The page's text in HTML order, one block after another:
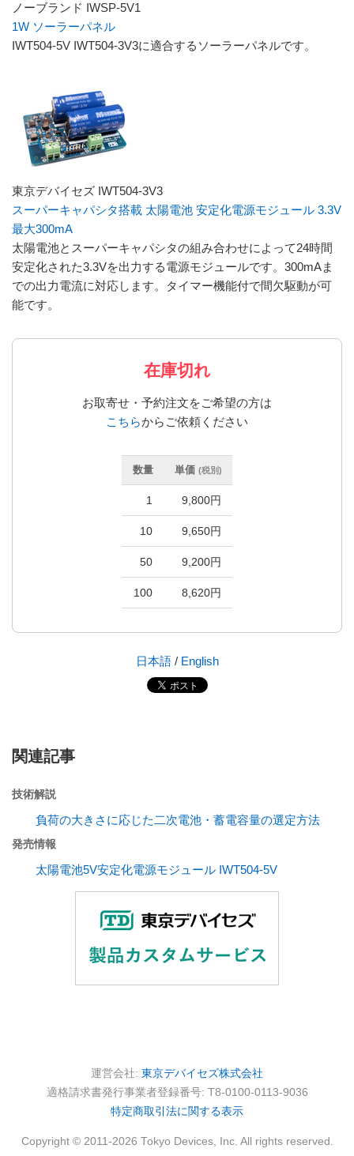
ノーブランド IWSP-5V1
1W ソーラーパネル
IWT504-5V IWT504-3V3に適合するソーラーパネルです。
東京デバイセズ IWT504-3V3
スーパーキャパシタ搭載 太陽電池 安定化電源モジュール 3.3V
最大300mA
太陽電池とスーパーキャパシタの組み合わせによって24時間
安定化された3.3Vを出力する電源モジュールです。300mAま
での出力電流に対応します。タイマー機能付で間欠駆動が可
能です。
在庫切れ
お取寄せ・予約注文をご希望の方は
こちらからご依頼ください
数量 単価 (税別)
1 9,800円
10 9,650円
50 9,200円
100 8,620円
日本語/ English
関連記事
技術解説
負荷の大きさに応じた二次電池・蓄電容量の選定方法
発売情報
太陽電池5V安定化電源モジュール IWT504-5V
運営会社: 東京デバイセズ株式会社
適格請求書発行事業者登録番号: T8-0100-0113-9036
特定商取引法に関する表示
Copyright © 2011-2026 Tokyo Devices, Inc. All rights reserved.